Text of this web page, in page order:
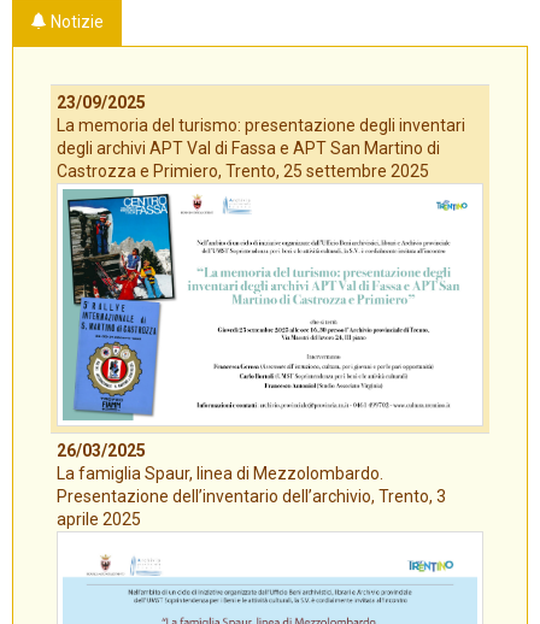
Notizie
23/09/2025
La memoria del turismo: presentazione degli inventari
degli archivi APT Val di Fassa e APT San Martino di
Castrozza e Primiero, Trento, 25 settembre 2025
26/03/2025
La famiglia Spaur, linea di Mezzolombardo.
Presentazione dell’inventario dell’archivio, Trento, 3
aprile 2025